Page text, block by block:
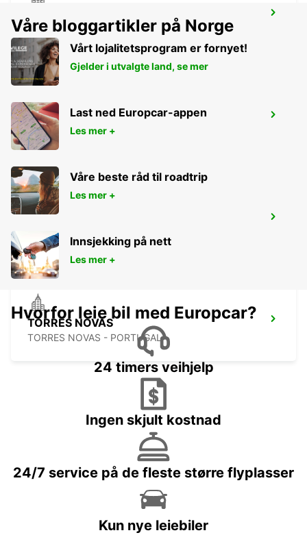
ABRANTES
ABRANTES - PORTUGAL
HUELVA
HUELVA - SPAIN
SANTAREM - PORTUGAL
TORRES NOVAS
TORRES NOVAS - PORTUGAL
Våre bloggartikler på Norge
Vårt lojalitetsprogram er fornyet!
Gjelder i utvalgte land, se mer
Last ned Europcar-appen
Les mer +
Våre beste råd til roadtrip
Les mer +
Innsjekking på nett
Les mer +
Hvorfor leie bil med Europcar?
24 timers veihjelp
Ingen skjult kostnad
24/7 service på de fleste større flyplasser
Kun nye leiebiler